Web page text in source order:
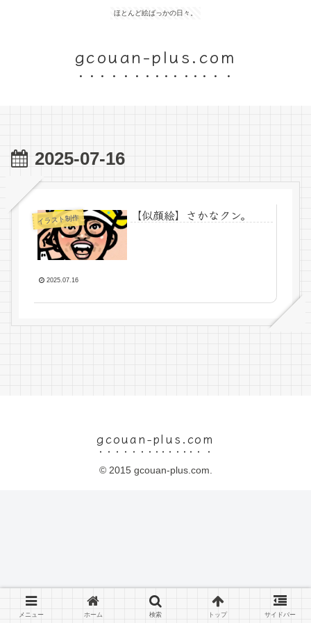
ほとんど絵ばっかの日々。
gcouan-plus.com
2025-07-16
イラスト制作 【似顔絵】さかなクン。
2025.07.16
gcouan-plus.com
© 2015 gcouan-plus.com.
メニュー ホーム 検索 トップ サイドバー